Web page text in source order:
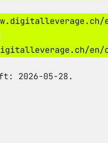
en/
2026-05-28.